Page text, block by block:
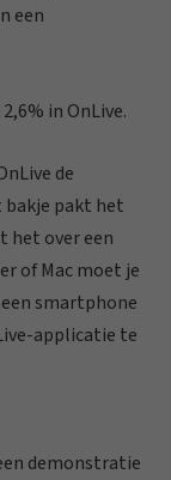
een
in OnLive.
de
bakje pakt het
het over een
of Mac moet je
smartphone
applicatie te
demonstratie